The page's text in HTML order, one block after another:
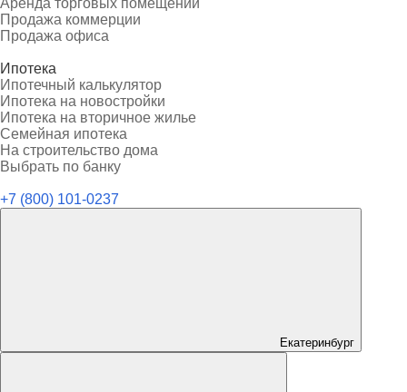
Аренда торговых помещений
Продажа коммерции
Продажа офиса
Ипотека
Ипотечный калькулятор
Ипотека на новостройки
Ипотека на вторичное жилье
Семейная ипотека
На строительство дома
Выбрать по банку
+7 (800) 101-0237
Екатеринбург